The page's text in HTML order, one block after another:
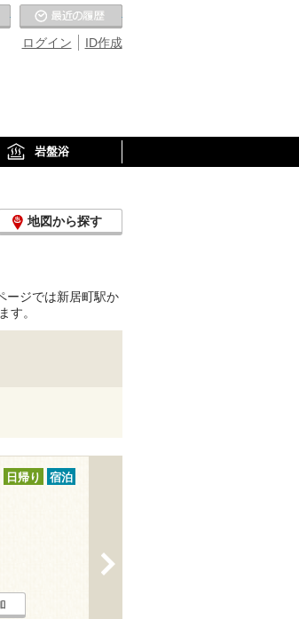
ID作成
ログイン
お気に入りの温泉
岩盤浴
地図から探す
ージでは新居町駅か
す。
日帰り 宿泊